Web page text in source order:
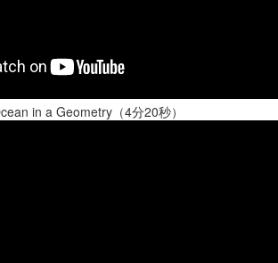
in a Geometry（4分20秒）